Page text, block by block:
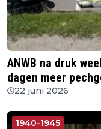
ANWB na druk
dagen meer
22 juni 2026
1940-1945